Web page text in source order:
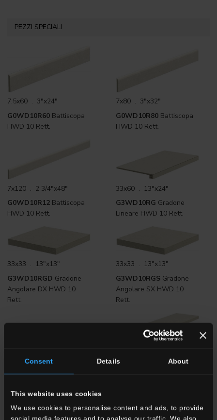
Consent Details About
This website uses cookies
We use cookies to personalise content and ads, to provide
PEZZI SPECIALI
7.5x60 . 3"x24"
G0WD10R60 Battiscopa
HWD 10 Rett.
7x80 . 3"x32"
G0WD10R80 Battiscopa
HWD 10 Rett.
7x120 . 2 3/4"x48"
G0WD10R12 Battiscopa
HWD 10 Rett.
33x60 . 13"x24"
G3WD10RG Gradone
Lineare HWD 10 Rett.
33x33 . 13"x13"
G3WD10RGD Gradone
Angolare DX HWD 10
Rett.
33x33 . 13"x13"
G3WD10RGS Gradone
Angolare SX HWD 10
Rett.
33x120 . 13"x48"
G3WD10RG12Gradone
G3WD10RGD12Gradone